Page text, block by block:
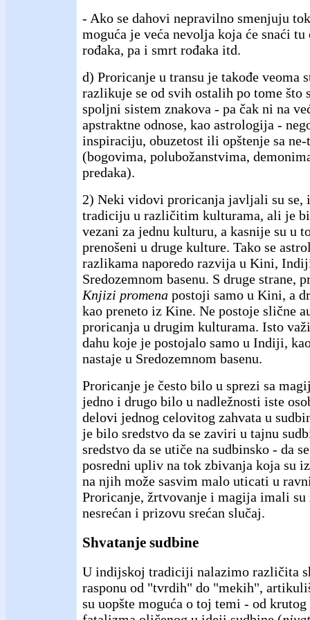
- Ako se dahovi nepravilno smenjuju
moguća je veća nevolja koja će snaći
rođaka, pa i smrt rođaka itd.
d) Proricanje u transu je takođe veoma
razlikuje se od svih ostalih po tome što
spoljni sistem znakova - pa čak ni na
apstraktne odnose, kao astrologija -
inspiraciju, obuzetost ili opštenje sa
(bogovima, polubožanstvima,
predaka).
2) Neki vidovi proricanja javljali su
tradiciju u različitim kulturama, ali je
vezani za jednu kulturu, a kasnije su u
prenošeni u druge kulture. Tako se
razlikama naporedo razvija u Kini,
Sredozemnom basenu. S druge strane,
Knjizi promena postoji samo u Kini, a
kao preneto iz Kine. Ne postoje slične
proricanja u drugim kulturama. Isto
dahu koje je postojalo samo u Indiji,
nastaje u Sredozemnom basenu.
Proricanje je često bilo u sprezi sa
jedno i drugo bilo u nadležnosti iste
delovi jednog celovitog zahvata u
je bilo sredstvo da se zaviri u tajnu
sredstvo da se utiče na sudbinsko - da
posredni upliv na tok zbivanja koja su
na njih može sasvim malo uticati u
Proricanje, žrtvovanje i magija imali su
nesrećan i prizovu srećan slučaj.
Shvatanje sudbine
U indijskoj tradiciji nalazimo različita
rasponu od "tvrdih" do "mekih",
su uopšte moguća o toj temi - od